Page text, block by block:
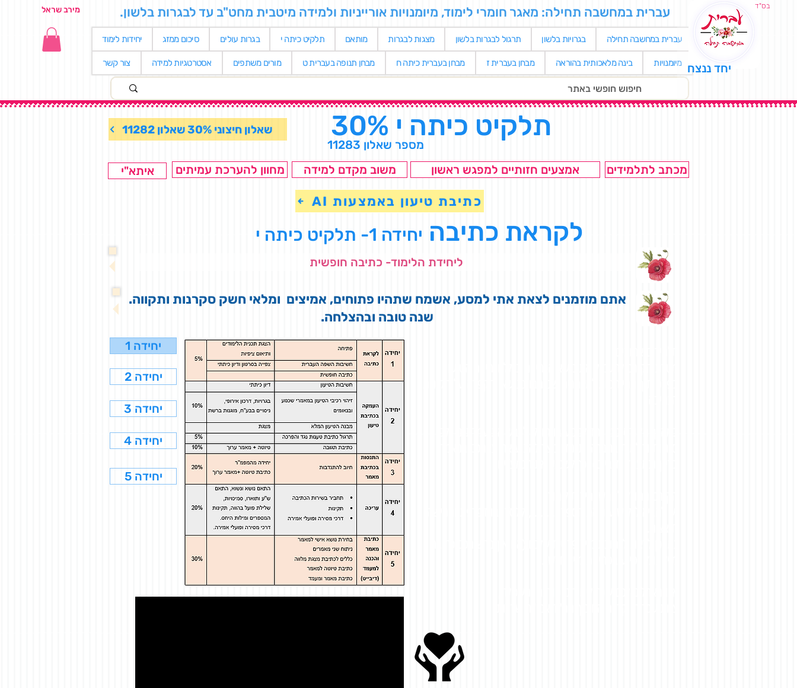
מירב שראל עברית במחשבה תחילה: מאגר חומרי לימוד, מיומנויות אורייניות ולמידה מיטבית מחט"ב עד לבגרות בלשון.
עברית במחשבה תחילה בגרויות בלשון תרגול לבגרות בלשון מצגות לבגרות מותאם תלקיט כיתה י בגרות עולים סיכום ממזג יחידות לימוד
מיומנויות בינה מלאכותית בהוראה מבחן בעברית ז מבחן בעברית כיתה ח מבחן תנופה בעברית ט מורים משתפים אסטרטגיות למידה צור קשר
בס"ד
יחד ננצח
שאלון חיצוני 30% שאלון 11282 תלקיט כיתה י 30%
מספר שאלון 11283
איתא"י
מחוון להערכת עמיתים משוב מקדם למידה אמצעים חזותיים למפגש ראשון מכתב לתלמידים
כתיבת טיעון באמצעות AI
לקראת כתיבה יחידה 1- תלקיט כיתה י
ליחידת הלימוד- כתיבה חופשית
אתם מוזמנים לצאת אתי למסע, אשמח שתהיו פתוחים, אמיצים ומלאי חשק סקרנות ותקווה.
שנה טובה ובהצלחה.
יחידה 1
יחידה 2
יחידה 3
יחידה 4
יחידה 5